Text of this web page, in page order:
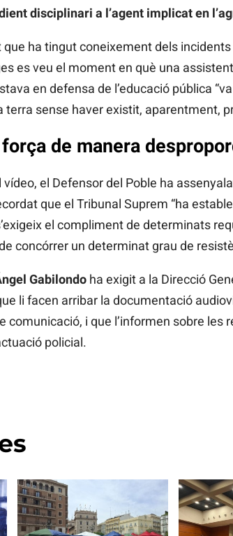
disciplinari a l’agent implicat en
ha tingut coneixement dels
es veu el moment en què una
en defensa de l’educació pública
terra sense haver existit, aparentment,
de manera
vídeo, el Defensor del Poble ha
que el Tribunal Suprem “ha
el compliment de determinats
concórrer un determinat grau de
Gabilondoha exigit a la Direcció
li facen arribar la documentació
comunicació, i que l’informen sobre
policial.